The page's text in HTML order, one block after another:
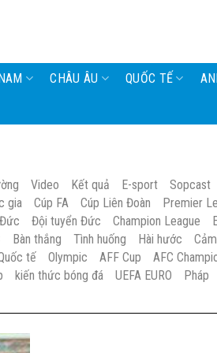
CHÂU ÂU QUỐC TẾ
Video Kết quả E-sport Sopcast
gia
Cúp FA Cúp Liên Đoàn Premier
Đội tuyển Đức Champion League
Bàn thắng Tình huống Hài hước
tế
Olympic AFF Cup AFC
kiến thức bóng đá UEFA EURO Pháp